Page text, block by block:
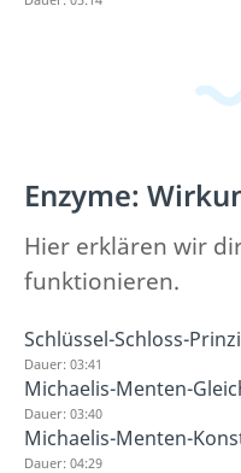
Enzyme:
Hier erklären wir
funktionieren.
Schlüssel-Schloss-
Dauer: 03:41
Michaelis-Menten-
Dauer: 03:40
Michaelis-Menten-
Dauer: 04:29